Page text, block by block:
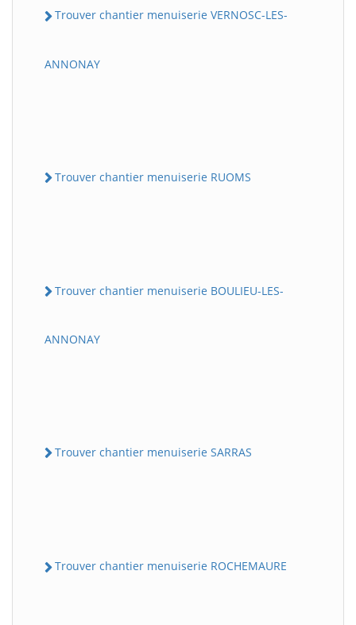
Trouver chantier menuiserie VERNOSC-LES-
ANNONAY
Trouver chantier menuiserie RUOMS
Trouver chantier menuiserie BOULIEU-LES-
ANNONAY
Trouver chantier menuiserie SARRAS
Trouver chantier menuiserie ROCHEMAURE